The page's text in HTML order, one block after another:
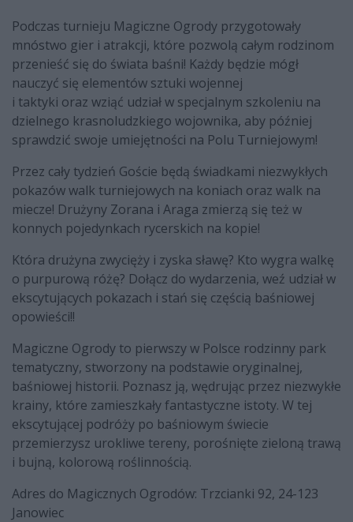
Podczas turnieju Magiczne Ogrody przygotowały
mnóstwo gier i atrakcji, które pozwolą całym rodzinom
przenieść się do świata baśni! Każdy będzie mógł
nauczyć się elementów sztuki wojennej
i taktyki oraz wziąć udział w specjalnym szkoleniu na
dzielnego krasnoludzkiego wojownika, aby później
sprawdzić swoje umiejętności na Polu Turniejowym!
Przez cały tydzień Goście będą świadkami niezwykłych
pokazów walk turniejowych na koniach oraz walk na
miecze! Drużyny Zorana i Araga zmierzą się też w
konnych pojedynkach rycerskich na kopie!
Która drużyna zwycięży i zyska sławę? Kto wygra walkę
o purpurową różę? Dołącz do wydarzenia, weź udział w
ekscytujących pokazach i stań się częścią baśniowej
opowieści!!
Magiczne Ogrody to pierwszy w Polsce rodzinny park
tematyczny, stworzony na podstawie oryginalnej,
baśniowej historii. Poznasz ją, wędrując przez niezwykłe
krainy, które zamieszkały fantastyczne istoty. W tej
ekscytującej podróży po baśniowym świecie
przemierzysz urokliwe tereny, porośnięte zieloną trawą
i bujną, kolorową roślinnością.
Adres do Magicznych Ogrodów: Trzcianki 92, 24-123
Janowiec